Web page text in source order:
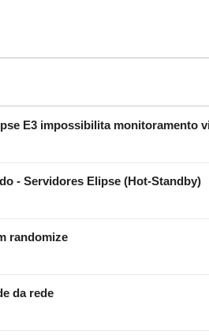
E3 impossibilita monitoramento
- Servidores Elipse (Hot-Standby)
randomize
da rede